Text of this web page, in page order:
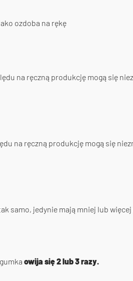
ozdoba na rękę
na ręczną produkcję mogą się
na ręczną produkcję mogą się
samo, jedynie mają mniej lub więcej
owija się 2 lub 3 razy.